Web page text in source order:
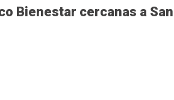
Bienestar cercanas a